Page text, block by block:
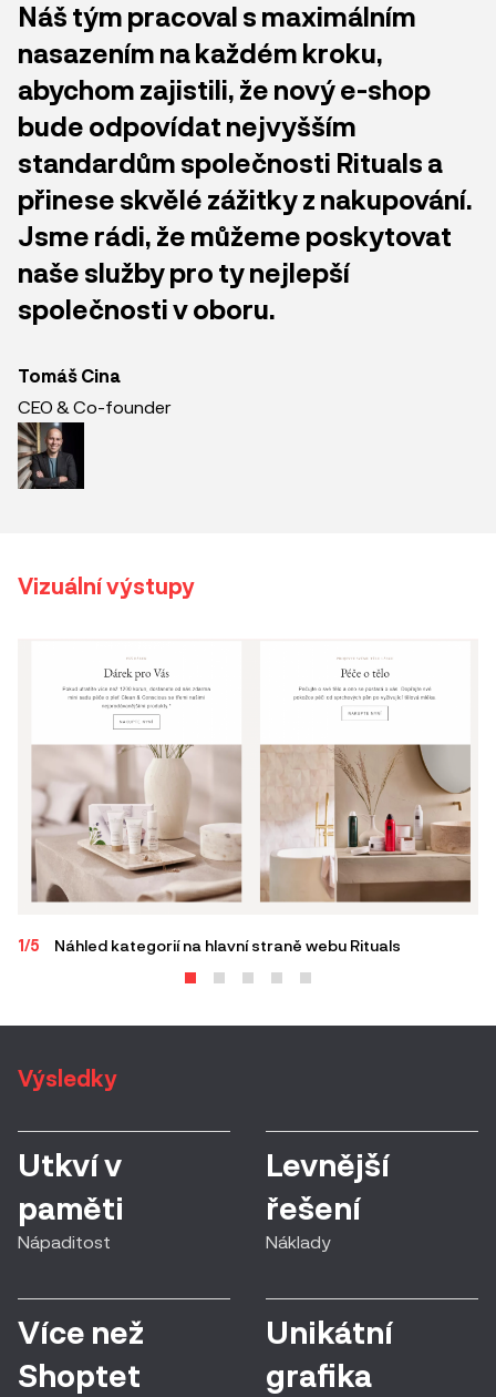
Náš tým pracoval s maximálním
nasazením na každém kroku,
abychom zajistili, že nový e-shop
bude odpovídat nejvyšším
standardům společnosti Rituals a
přinese skvělé zážitky z nakupování.
Jsme rádi, že můžeme poskytovat
naše služby pro ty nejlepší
společnosti v oboru.
Tomáš Cina
CEO & Co-founder
Vizuální výstupy
1/5 Náhled kategorií na hlavní straně webu Rituals
Výsledky
Utkví v
paměti
Nápaditost
Levnější
řešení
Náklady
Více než
Shoptet
Unikátní
grafika